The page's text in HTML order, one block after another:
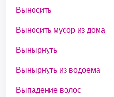
Выносить
Выносить мусор из дома
Вынырнуть
Вынырнуть из водоема
Выпадение волос